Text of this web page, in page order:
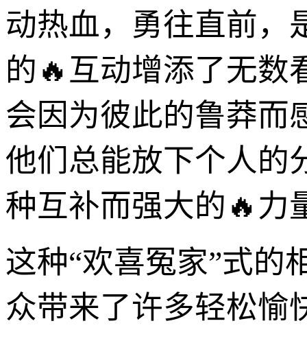
动热血，勇往直前，
的🔥互动增添了无数
会因为彼此的鲁莽而
他们总能放下个人的
种互补而强大的🔥力
这种“欢喜冤家”式的
众带来了许多轻松愉